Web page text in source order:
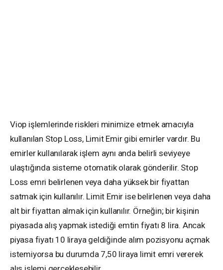
Viop işlemlerinde riskleri minimize etmek amacıyla
kullanılan Stop Loss, Limit Emir gibi emirler vardır. Bu
emirler kullanılarak işlem aynı anda belirli seviyeye
ulaştığında sisteme otomatik olarak gönderilir. Stop
Loss emri belirlenen veya daha yüksek bir fiyattan
satmak için kullanılır. Limit Emir ise belirlenen veya daha
alt bir fiyattan almak için kullanılır. Örneğin; bir kişinin
piyasada alış yapmak istediği emtin fiyatı 8 lira. Ancak
piyasa fiyatı 10 liraya geldiğinde alım pozisyonu açmak
istemiyorsa bu durumda 7,50 liraya limit emri vererek